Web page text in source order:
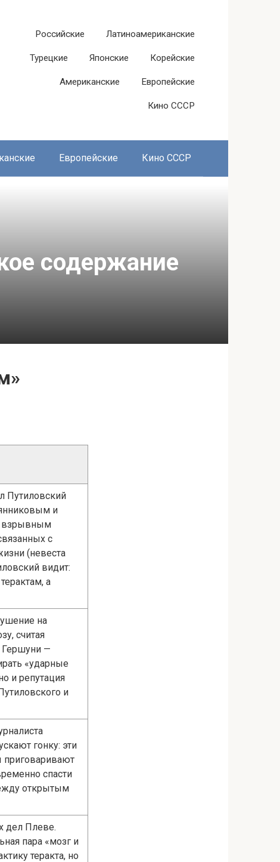
Российские Латиноамериканские
Турецкие Японские Корейские
Американские Европейские
Кино СССР
Европейские Кино СССР
содержание
Путиловский
и
взрывным
с
(невеста
видит:
а
на
считая
Гершуни —
«ударные
и репутация
и
гонку: эти
приговаривают
спасти
открытым
дел Плеве.
пара «мозг и
теракта, но